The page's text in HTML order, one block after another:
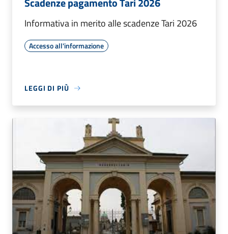
Informativa in merito alle scadenze Tari 2026
Accesso all'informazione
LEGGI DI PIÙ